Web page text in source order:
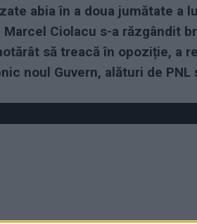
abia în a doua jumătate a
Ciolacu s-a răzgândit
să treacă în opoziție, a
noul Guvern, alături de PNL